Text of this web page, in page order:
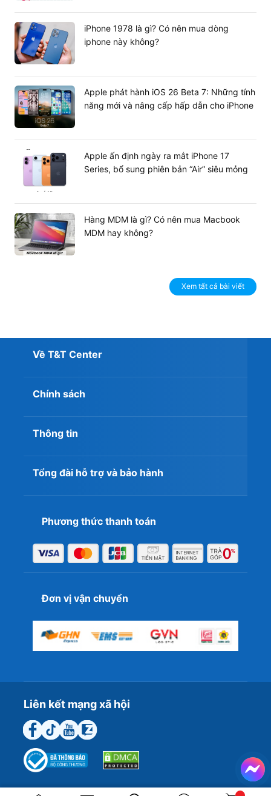
iPhone 1978 là gì? Có nên mua dòng
iphone này không?
Apple phát hành iOS 26 Beta 7: Những tính
năng mới và nâng cấp hấp dẫn cho iPhone
Apple ấn định ngày ra mắt iPhone 17
Series, bổ sung phiên bản “Air” siêu mỏng
Hàng MDM là gì? Có nên mua Macbook
MDM hay không?
Xem tất cả bài viết
Về T&T Center
Chính sách
Thông tin
Tổng đài hỗ trợ và bảo hành
Phương thức thanh toán
Đơn vị vận chuyển
Liên kết mạng xã hội